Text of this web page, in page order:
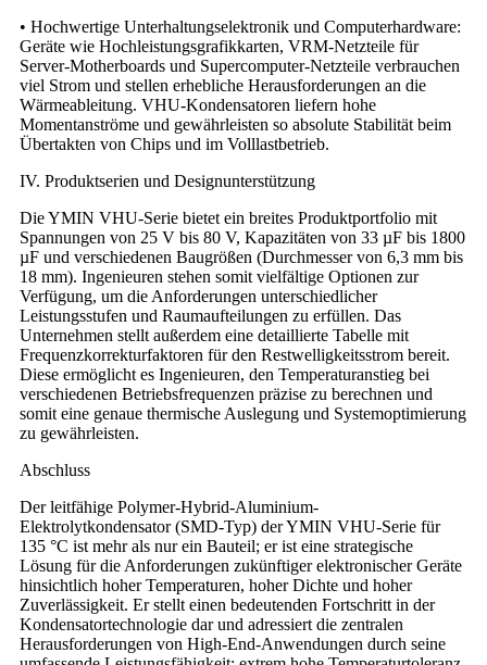
• Hochwertige Unterhaltungselektronik und Computerhardware:
Geräte wie Hochleistungsgrafikkarten, VRM-Netzteile für
Server-Motherboards und Supercomputer-Netzteile verbrauchen
viel Strom und stellen erhebliche Herausforderungen an die
Wärmeableitung. VHU-Kondensatoren liefern hohe
Momentanströme und gewährleisten so absolute Stabilität beim
Übertakten von Chips und im Volllastbetrieb.
IV. Produktserien und Designunterstützung
Die YMIN VHU-Serie bietet ein breites Produktportfolio mit
Spannungen von 25 V bis 80 V, Kapazitäten von 33 µF bis 1800
µF und verschiedenen Baugrößen (Durchmesser von 6,3 mm bis
18 mm). Ingenieuren stehen somit vielfältige Optionen zur
Verfügung, um die Anforderungen unterschiedlicher
Leistungsstufen und Raumaufteilungen zu erfüllen. Das
Unternehmen stellt außerdem eine detaillierte Tabelle mit
Frequenzkorrekturfaktoren für den Restwelligkeitsstrom bereit.
Diese ermöglicht es Ingenieuren, den Temperaturanstieg bei
verschiedenen Betriebsfrequenzen präzise zu berechnen und
somit eine genaue thermische Auslegung und Systemoptimierung
zu gewährleisten.
Abschluss
Der leitfähige Polymer-Hybrid-Aluminium-
Elektrolytkondensator (SMD-Typ) der YMIN VHU-Serie für
135 °C ist mehr als nur ein Bauteil; er ist eine strategische
Lösung für die Anforderungen zukünftiger elektronischer Geräte
hinsichtlich hoher Temperaturen, hoher Dichte und hoher
Zuverlässigkeit. Er stellt einen bedeutenden Fortschritt in der
Kondensatortechnologie dar und adressiert die zentralen
Herausforderungen von High-End-Anwendungen durch seine